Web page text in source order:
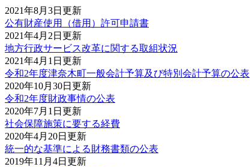
2021年8月3日更新
公有財産使用（借用）許可申請書
2021年4月2日更新
地方行政サービス改革に関する取組状況
2021年4月1日更新
令和2年度津奈木町一般会計予算及び特別会計予算の公表
2020年10月30日更新
令和2年度財政事情の公表
2020年7月1日更新
社会保障施策に要する経費
2020年4月20日更新
統一的な基準による財務書類の公表
2019年11月4日更新